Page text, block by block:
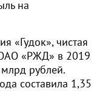
на
«Гудок», чистая
«РЖД» в 2019
рублей.
составила 1,35